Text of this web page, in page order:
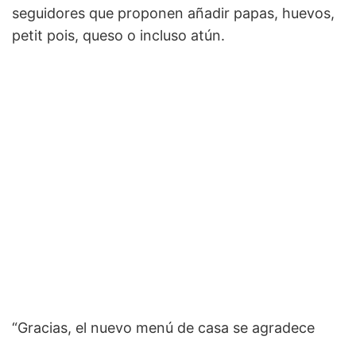
seguidores que proponen añadir papas, huevos,
petit pois, queso o incluso atún.
“Gracias, el nuevo menú de casa se agradece